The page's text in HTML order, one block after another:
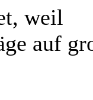
weil
auf